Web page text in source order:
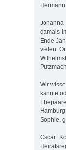
damals
Ende
vielen
Wir
kannte
Sophie,
Oscar